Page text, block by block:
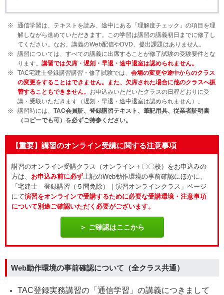
通信学習は、テキストを読み、途中にある「理解度チェック」の項目を理
解しながら進めていただきます。この学習は講習の講義初日までに修了し
てください。なお、講義のWeb配信やDVD、提出課題はありません。
講習については、すべての講義に出席することが修了試験の受験要件とな
ります。 講習では欠席・遅刻・早退・途中退室は認められません。
TAC宅建士登録講習講習・修了試験では、 会場の変更や途中からのクラス
の変更をすることはできません。また、欠席された場合に他のクラスへ振
替することもできません。 お申込みいただいたクラスの日程どおりに受
講・受験いただきます（遅刻・早退・途中退室は認められません）。
講習時には、 TAC会員証、登録講習テキスト、筆記用具、従業者証明書
（コピーでも可）を必ずご持参ください。
【重要】講習のオンライン受講に関する注意事項
講習のオンライン受講クラス（オンライン＋〇〇校）をお申込みの
方は、 お申込み前に必ず 上記のWeb動作環境の事前確認にほかに、
「宅建士 登録講習（５問免除）｜演習オンラインクラス」ページ
にて演習をオンラインで受講するために必要な受講環境・注意事項
について別途ご確認いただく必要がございます。
ご確認はここから
Web動作環境の事前確認について（全クラス共通）
TAC登録実務講習の「通信学習」の講義につきまして